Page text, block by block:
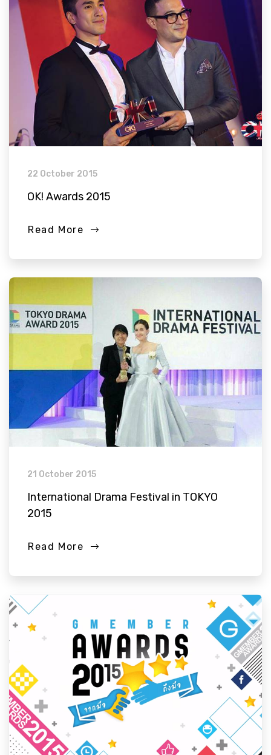
22 October 2015
OK! Awards 2015
Read More
21 October 2015
International Drama Festival in TOKYO
2015
Read More